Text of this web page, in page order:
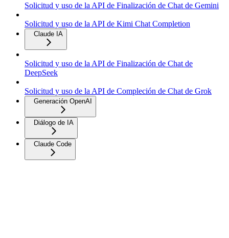
Solicitud y uso de la API de Finalización de Chat de Gemini
Solicitud y uso de la API de Kimi Chat Completion
Claude IA
Solicitud y uso de la API de Finalización de Chat de
DeepSeek
Solicitud y uso de la API de Compleción de Chat de Grok
Generación OpenAI
Diálogo de IA
Claude Code